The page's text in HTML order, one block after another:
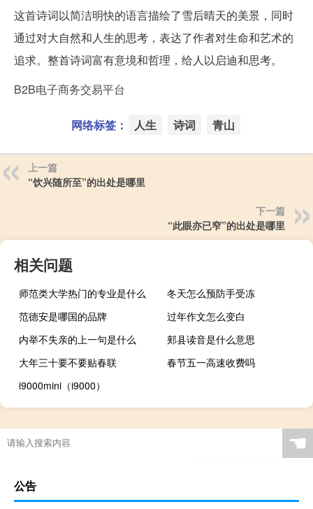
这首诗词以简洁明快的语言描绘了雪后晴天的美景，同时
通过对大自然和人生的思考，表达了作者对生命和艺术的
追求。整首诗词富有意境和哲理，给人以启迪和思考。
B2B电子商务交易平台
网络标签： 人生 诗词 青山
上一篇
“饮兴随所至”的出处是哪里
下一篇
“此眼亦已窄”的出处是哪里
相关问题
师范类大学热门的专业是什么
冬天怎么预防手受冻
范德安是哪国的品牌
过年作文怎么变白
内举不失亲的上一句是什么
郏县读音是什么意思
大年三十要不要贴春联
春节五一高速收费吗
i9000mini（i9000）
☚
公告